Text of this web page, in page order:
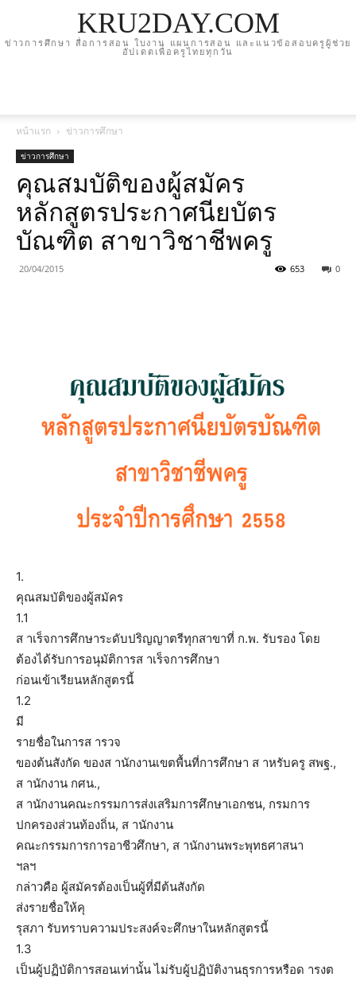
KRU2DAY.COM
ข่าวการศึกษา สื่อการสอน ใบงาน แผนการสอน และแนวข้อสอบครูผู้ช่วย
อัปเดตเพื่อครูไทยทุกวัน
หน้าแรก ข่าวการศึกษา
ข่าวการศึกษา
คุณสมบัติของผู้สมัคร
หลักสูตรประกาศนียบัตร
บัณฑิต สาขาวิชาชีพครู
20/04/2015 0
653
1.
คุณสมบัติของผู้สมัคร
1.1
ส าเร็จการศึกษาระดับปริญญาตรีทุกสาขาที่ ก.พ. รับรอง โดย
ต้องได้รับการอนุมัติการส าเร็จการศึกษา
ก่อนเข้าเรียนหลักสูตรนี้
1.2
มี
รายชื่อในการส ารวจ
ของต้นสังกัด ของส านักงานเขตพื้นที่การศึกษา ส าหรับครู สพฐ.,
ส านักงาน กศน.,
ส านักงานคณะกรรมการส่งเสริมการศึกษาเอกชน, กรมการ
ปกครองส่วนท้องถิ่น, ส านักงาน
คณะกรรมการการอาชีวศึกษา, ส านักงานพระพุทธศาสนา
ฯลฯ
กล่าวคือ ผู้สมัครต้องเป็นผู้ที่มีต้นสังกัด
ส่งรายชื่อให้คุ
รุสภา รับทราบความประสงค์จะศึกษาในหลักสูตรนี้
1.3
เป็นผู้ปฏิบัติการสอนเท่านั้น ไม่รับผู้ปฏิบัติงานธุรการหรือด ารงต